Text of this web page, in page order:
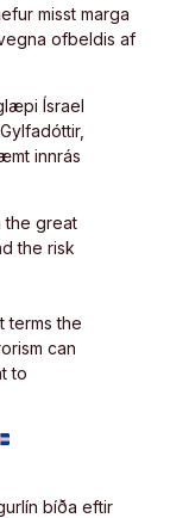
misst marga
ofbeldis af
Ísrael
innrás
the great
the risk
terms the
can
to
bíða eftir